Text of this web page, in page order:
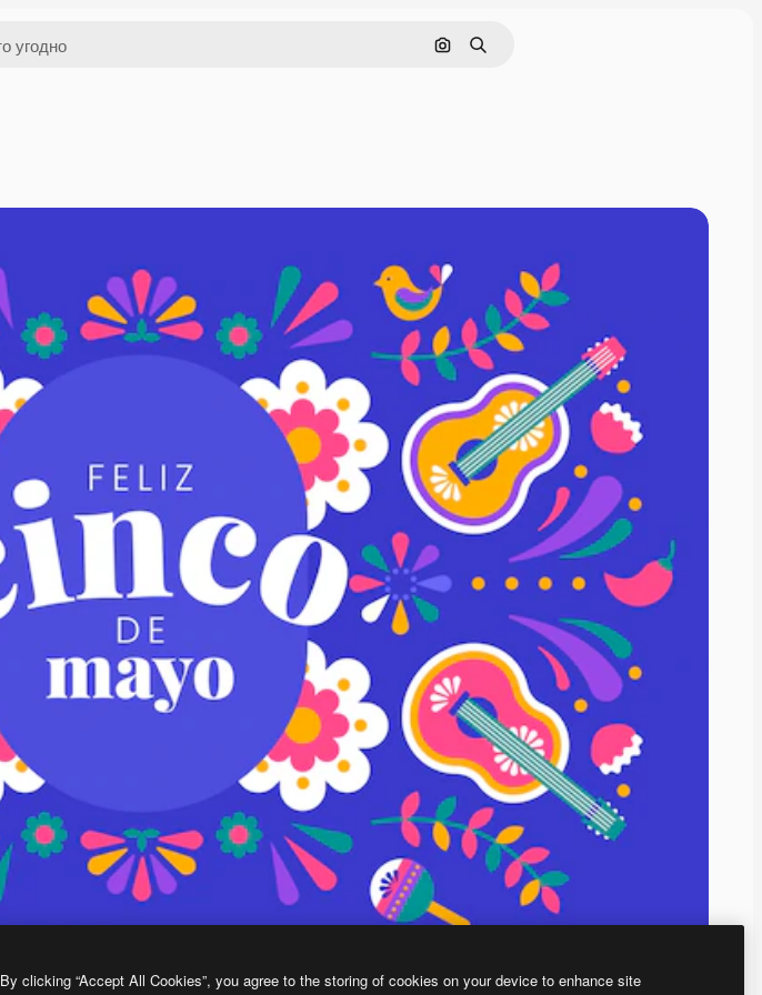
Поиск по изображению
Поиск
By clicking “Accept All Cookies”, you agree to the storing of cookies on your device to enhance site